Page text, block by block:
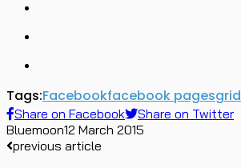
Tags:Facebookfacebook pagesgrid
Share on Facebook
Share on Twitter
Bluemoon12 March 2015
previous article